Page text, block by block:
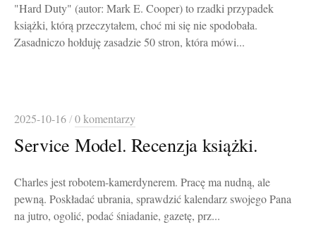
"Hard Duty" (autor: Mark E. Cooper) to rzadki przypadek
książki, którą przeczytałem, choć mi się nie spodobała.
Zasadniczo hołduję zasadzie 50 stron, która mówi...
2025-10-16/0 komentarzy
Service Model. Recenzja książki.
Charles jest robotem-kamerdynerem. Pracę ma nudną, ale
pewną. Poskładać ubrania, sprawdzić kalendarz swojego Pana
na jutro, ogolić, podać śniadanie, gazetę, prz...